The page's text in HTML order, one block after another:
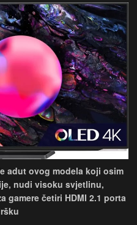
adut ovog modela koji osim
nudi visoku svjetlinu,
gamere četiri HDMI 2.1 porta